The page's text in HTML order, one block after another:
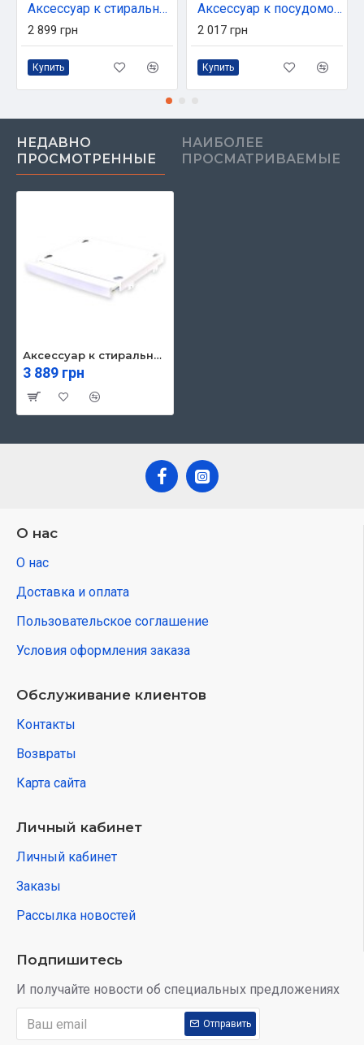
Аксессуар к стиральным машинам Samsung SKK-DDX
2 899 грн
Купить
Аксессуар к посудомойным машинам Bosch SMZ5000
2 017 грн
Купить
НЕДАВНО
ПРОСМОТРЕННЫЕ
НАИБОЛЕЕ
ПРОСМАТРИВАЕМЫЕ
Аксессуар к стиральным машинам Beko SKWS54
3 889 грн
О нас
О нас
Доставка и оплата
Пользовательское соглашение
Условия оформления заказа
Обслуживание клиентов
Контакты
Возвраты
Карта сайта
Личный кабинет
Личный кабинет
Заказы
Рассылка новостей
Подпишитесь
И получайте новости об специальных предложениях
Отправить